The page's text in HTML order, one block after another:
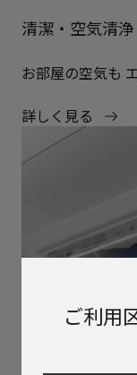
ご利用
清潔・空気清浄
お部屋の空気も
詳しく見る